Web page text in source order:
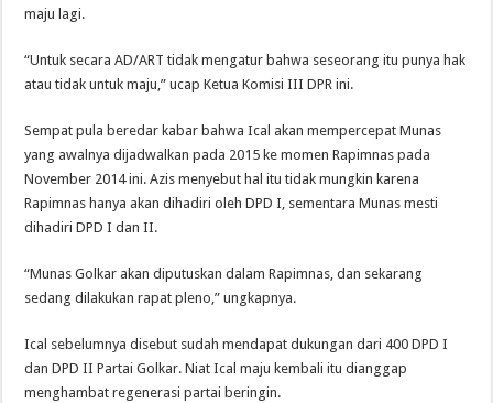
maju lagi.
“Untuk secara AD/ART tidak mengatur bahwa seseorang itu punya hak
atau tidak untuk maju,” ucap Ketua Komisi III DPR ini.
Sempat pula beredar kabar bahwa Ical akan mempercepat Munas
yang awalnya dijadwalkan pada 2015 ke momen Rapimnas pada
November 2014 ini. Azis menyebut hal itu tidak mungkin karena
Rapimnas hanya akan dihadiri oleh DPD I, sementara Munas mesti
dihadiri DPD I dan II.
“Munas Golkar akan diputuskan dalam Rapimnas, dan sekarang
sedang dilakukan rapat pleno,” ungkapnya.
Ical sebelumnya disebut sudah mendapat dukungan dari 400 DPD I
dan DPD II Partai Golkar. Niat Ical maju kembali itu dianggap
menghambat regenerasi partai beringin.